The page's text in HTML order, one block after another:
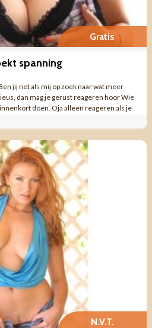
Gratis
spanning
jij net als mij op zoek naar wat meer
dan mag je gerust reageren hoor Wie
doen. Oja alleen reageren als je
N.V.T.